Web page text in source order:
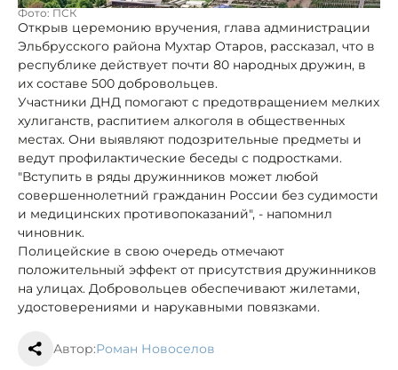
Фото: ПСК
Открыв церемонию вручения, глава администрации
Эльбрусского района Мухтар Отаров, рассказал, что в
республике действует почти 80 народных дружин, в
их составе 500 добровольцев.
Участники ДНД помогают с предотвращением мелких
хулиганств, распитием алкоголя в общественных
местах. Они выявляют подозрительные предметы и
ведут профилактические беседы с подростками.
"Вступить в ряды дружинников может любой
совершеннолетний гражданин России без судимости
и медицинских противопоказаний", - напомнил
чиновник.
Полицейские в свою очередь отмечают
положительный эффект от присутствия дружинников
на улицах. Добровольцев обеспечивают жилетами,
удостоверениями и нарукавными повязками.
Автор:Роман Новоселов